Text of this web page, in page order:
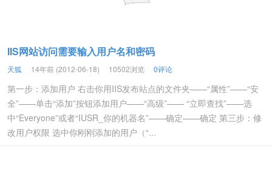
IIS网站访问需要输入用户名和密码
天狐 14年前 (2012-06-18) 10502浏览 0评论
第一步：添加用户 右击你用IIS发布站点的文件夹——“属性”——“安
全”——单击“添加”按钮添加用户——“高级”—— “立即查找”——选
中“Everyone”或者“IUSR_你的机器名”——确定——确定 第三步：修
改用户权限 选中你刚刚添加的用户（“...